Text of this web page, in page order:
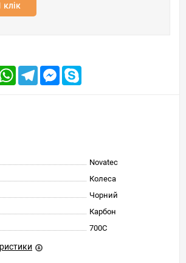
клік
WhatsAppTelegramMessenger
Novatec
Колеса
Чорний
Карбон
700C